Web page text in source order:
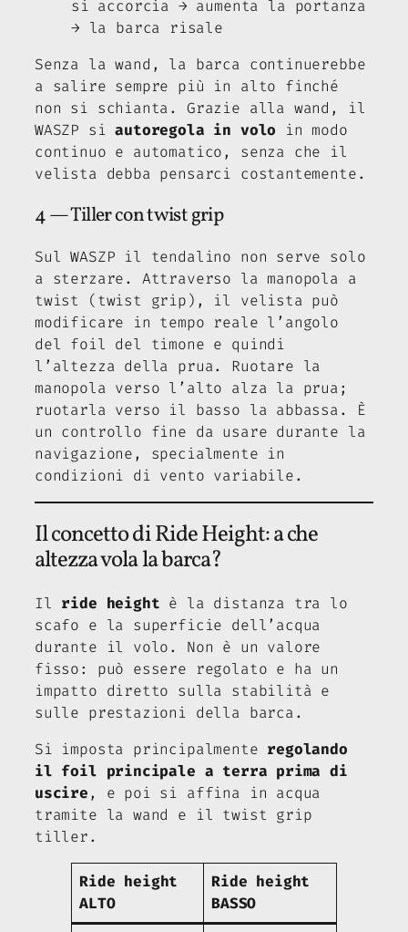
si accorcia → aumenta la portanza
→ la barca risale
Senza la wand, la barca continuerebbe
a salire sempre più in alto finché
non si schianta. Grazie alla wand, il
WASZP siautoregola in volo in modo
continuo e automatico, senza che il
velista debba pensarci costantemente.
4 — Tiller con twist grip
Sul WASZP il tendalino non serve solo
a sterzare. Attraverso la manopola a
twist (twist grip), il velista può
modificare in tempo reale l’angolo
del foil del timone e quindi
l’altezza della prua. Ruotare la
manopola verso l’alto alza la prua;
ruotarla verso il basso la abbassa. È
un controllo fine da usare durante la
navigazione, specialmente in
condizioni di vento variabile.
Il concetto di Ride Height: a che
altezza vola la barca?
Il ride height è la distanza tra lo
scafo e la superficie dell’acqua
durante il volo. Non è un valore
fisso: può essere regolato e ha un
impatto diretto sulla stabilità e
sulle prestazioni della barca.
Si imposta principalmente regolando
il foil principale a terra prima di
uscire, e poi si affina in acqua
tramite la wand e il twist grip
tiller.
Ride height
ALTO
Ride height
BASSO